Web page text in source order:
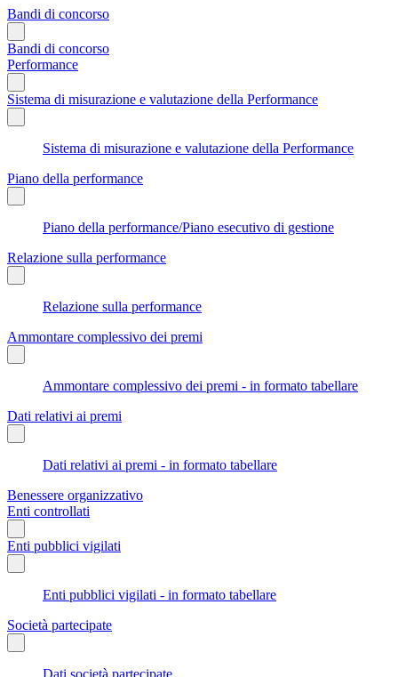
Bandi di concorso
Bandi di concorso
Performance
Sistema di misurazione e valutazione della Performance
Sistema di misurazione e valutazione della Performance
Piano della performance
Piano della performance/Piano esecutivo di gestione
Relazione sulla performance
Relazione sulla performance
Ammontare complessivo dei premi
Ammontare complessivo dei premi - in formato tabellare
Dati relativi ai premi
Dati relativi ai premi - in formato tabellare
Benessere organizzativo
Enti controllati
Enti pubblici vigilati
Enti pubblici vigilati - in formato tabellare
Società partecipate
Dati società partecipate